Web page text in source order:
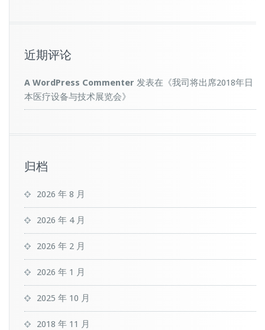
近期评论
A WordPress Commenter 发表在《我司将出席2018年日
本医疗设备与技术展览会》
归档
2026 年 8 月
2026 年 4 月
2026 年 2 月
2026 年 1 月
2025 年 10 月
2018 年 11 月